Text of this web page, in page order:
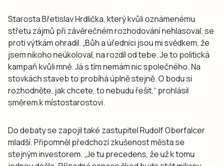
Starosta Břetislav Hrdlička, který kvůli oznámenému
střetu zájmů při závěrečném rozhodování nehlasoval, se
proti výtkám ohradil. „Bůh a úředníci jsou mi svědkem, že
jsem nikoho neúkoloval, na rozdíl od tebe. Je to politická
kampaň kvůli mně. Já s tím nemám nic společného. Na
stovkách staveb to probíhá úplně stejně. O bodu si
rozhodněte, jak chcete, to nebudu řešit,“ prohlásil
směrem k místostarostovi.
Do debaty se zapojil také zastupitel Rudolf Oberfalcer
mladší. Připomněl předchozí zkušenost města se
stejným investorem. „Je tu precedens, že už k tomu